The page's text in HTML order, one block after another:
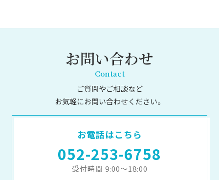
お問い合わせ
Contact
ご質問やご相談など
お気軽にお問い合わせください。
お電話はこちら
052-253-6758
受付時間 9:00～18:00